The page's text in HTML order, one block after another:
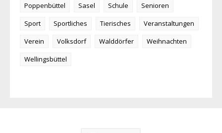
Poppenbüttel
Sasel Schule
Senioren
Sport
Sportliches Tierisches
Veranstaltungen
Verein
Volksdorf Walddörfer
Weihnachten
Wellingsbüttel